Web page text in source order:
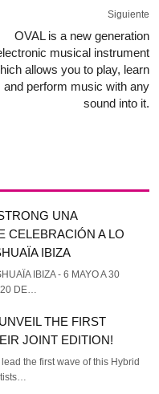
Siguiente
OVAL is a new generation
musical instrument
allows you to play, learn
and perform music with any
sound into it.
UNA
CELEBRACIÓN A LO
IBIZA
IBIZA - 6 MAYO A 30
20 DE…
THE FIRST
JOINT EDITION!
the first wave of this Hybrid